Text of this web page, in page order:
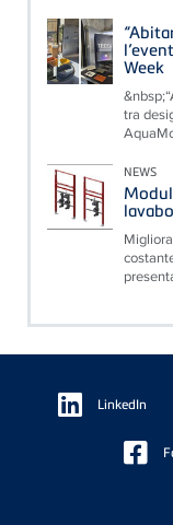
Week
tra
NEWS
lavabo
Floating
Sidebar LinkedIn